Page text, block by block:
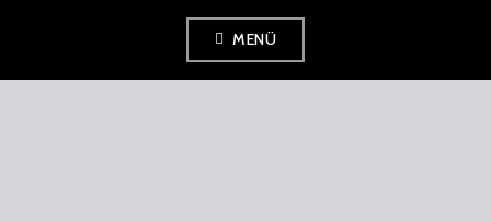
springen
MENÜ